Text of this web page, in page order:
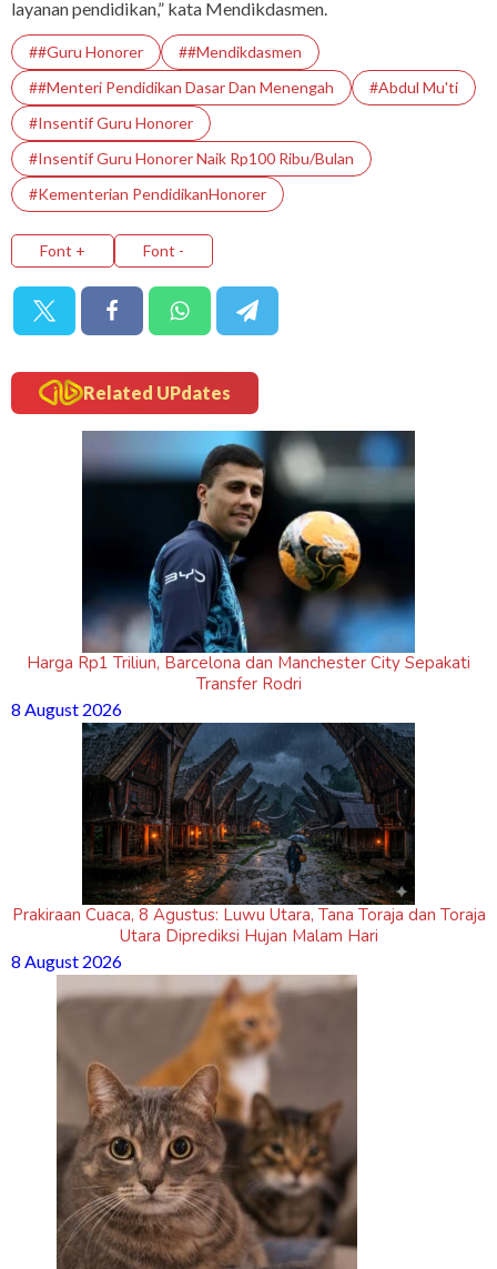
layanan pendidikan,” kata Mendikdasmen.
##Guru Honorer
##Mendikdasmen
##Menteri Pendidikan Dasar Dan Menengah
#abdul Mu'ti
#Insentif Guru Honorer
#Insentif Guru Honorer Naik Rp100 Ribu/Bulan
#Kementerian PendidikanHonorer
Font + Font -
Related UPdates
Harga Rp1 Triliun, Barcelona dan Manchester City Sepakati
Transfer Rodri
8 August 2026
Prakiraan Cuaca, 8 Agustus: Luwu Utara, Tana Toraja dan Toraja
Utara Diprediksi Hujan Malam Hari
8 August 2026